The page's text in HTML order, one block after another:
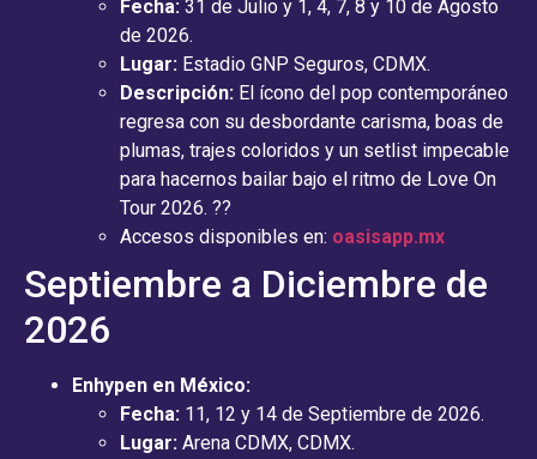
Fecha: 31 de Julio y 1, 4, 7, 8 y 10 de Agosto
de 2026.
Lugar: Estadio GNP Seguros, CDMX.
Descripción: El ícono del pop contemporáneo
regresa con su desbordante carisma, boas de
plumas, trajes coloridos y un setlist impecable
para hacernos bailar bajo el ritmo de Love On
Tour 2026. ??
Accesos disponibles en: oasisapp.mx
Septiembre a Diciembre de
2026
Enhypen en México:
Fecha: 11, 12 y 14 de Septiembre de 2026.
Lugar: Arena CDMX, CDMX.